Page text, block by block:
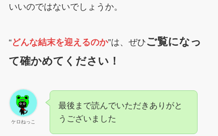
いいのではないでしょうか。
“どんな結末を迎えるのか”は、ぜひご覧になっ
て確かめてください！
ケロねっこ
最後まで読んでいただきありがと
うございました